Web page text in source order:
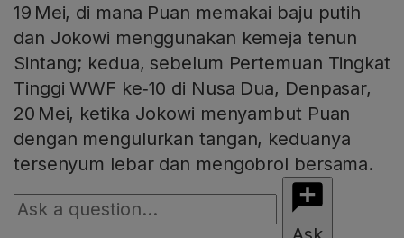
19 Mei, di mana Puan memakai baju putih
dan Jokowi menggunakan kemeja tenun
Sintang; kedua, sebelum Pertemuan Tingkat
Tinggi WWF ke‑10 di Nusa Dua, Denpasar,
20 Mei, ketika Jokowi menyambut Puan
dengan mengulurkan tangan, keduanya
tersenyum lebar dan mengobrol bersama.